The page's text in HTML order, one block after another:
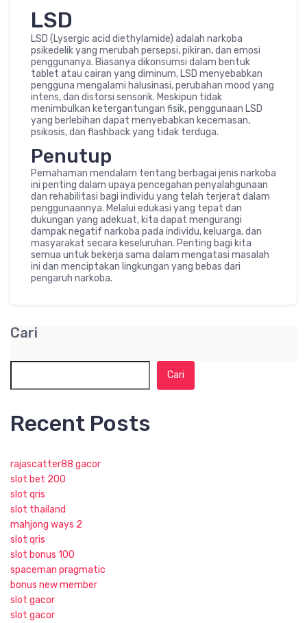
LSD
LSD (Lysergic acid diethylamide) adalah narkoba
psikedelik yang merubah persepsi, pikiran, dan emosi
penggunanya. Biasanya dikonsumsi dalam bentuk
tablet atau cairan yang diminum, LSD menyebabkan
pengguna mengalami halusinasi, perubahan mood yang
intens, dan distorsi sensorik. Meskipun tidak
menimbulkan ketergantungan fisik, penggunaan LSD
yang berlebihan dapat menyebabkan kecemasan,
psikosis, dan flashback yang tidak terduga.
Penutup
Pemahaman mendalam tentang berbagai jenis narkoba
ini penting dalam upaya pencegahan penyalahgunaan
dan rehabilitasi bagi individu yang telah terjerat dalam
penggunaannya. Melalui edukasi yang tepat dan
dukungan yang adekuat, kita dapat mengurangi
dampak negatif narkoba pada individu, keluarga, dan
masyarakat secara keseluruhan. Penting bagi kita
semua untuk bekerja sama dalam mengatasi masalah
ini dan menciptakan lingkungan yang bebas dari
pengaruh narkoba.
Cari
Cari
Recent Posts
rajascatter88 gacor
slot bet 200
slot qris
slot thailand
mahjong ways 2
slot qris
slot bonus 100
spaceman pragmatic
bonus new member
slot gacor
slot gacor